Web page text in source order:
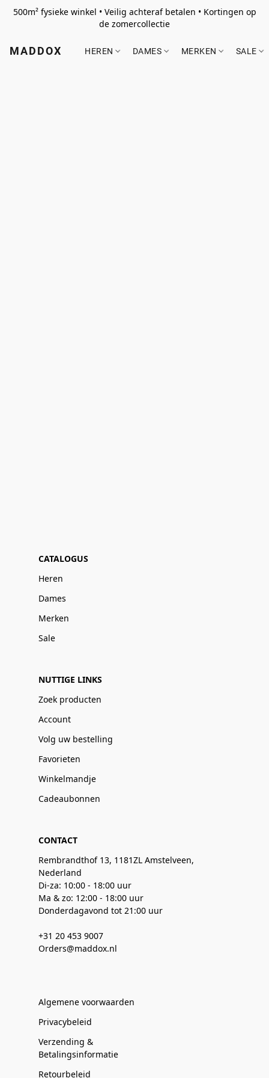
500m² fysieke winkel • Veilig achteraf betalen • Kortingen op
de zomercollectie
MADDOX HEREN DAMES MERKEN SALE
CATALOGUS
Heren
Dames
Merken
Sale
NUTTIGE LINKS
Zoek producten
Account
Volg uw bestelling
Favorieten
Winkelmandje
Cadeaubonnen
CONTACT
Rembrandthof 13, 1181ZL Amstelveen,
Nederland
Di-za: 10:00 - 18:00 uur
Ma & zo: 12:00 - 18:00 uur
Donderdagavond tot 21:00 uur
+31 20 453 9007
Orders@maddox.nl
Algemene voorwaarden
Privacybeleid
Verzending &
Betalingsinformatie
Retourbeleid